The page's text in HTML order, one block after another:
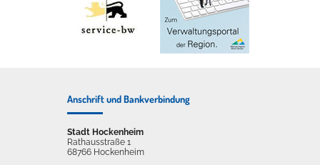
Anschrift und Bankverbindung
Stadt Hockenheim
Rathausstraße 1
68766 Hockenheim